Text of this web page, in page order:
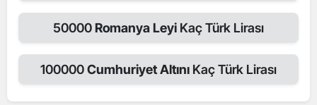
50000Romanya Leyi Kaç Türk Lirası
100000Cumhuriyet Altını Kaç Türk Lirası